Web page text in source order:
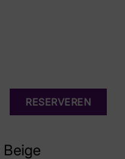
RESERVEREN